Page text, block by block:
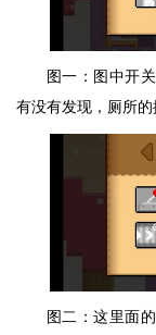
图一：图中开
有没有发现，厕所的
图二：这里面